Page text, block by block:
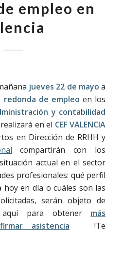
empleo en
jueves 22 de mayo a
redonda de empleo en los
y contabilidad
en el CEF VALENCIA
en Dirección de RRHH y
compartirán con los
actual en el sector
profesionales: qué perfil
hoy en día o cuáles son las
serán objeto de
para obtener más
asistencia !Te